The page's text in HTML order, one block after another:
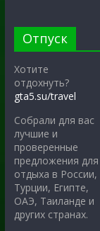
Отпуск
Хотите
отдохнуть?
gta5.su/travel
Собрали для вас
лучшие и
проверенные
предложения для
отдыха в России,
Турции, Египте,
ОАЭ, Таиланде и
других странах.